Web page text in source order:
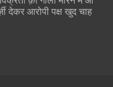
देकर आरोपी पक्ष खुद चाह